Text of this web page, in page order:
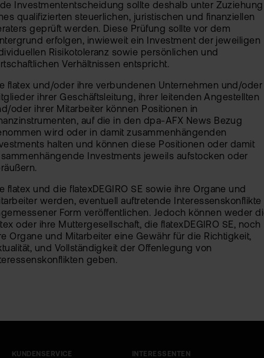
Investmententscheidung sollte deshalb unter Zuziehung
qualifizierten steuerlichen, juristischen und finanziellen
geprüft werden. Diese Prüfung sollte vor dem
erfolgen, inwieweit ein Investment der jeweiligen
Risikotoleranz sowie persönlichen und
Verhältnissen entspricht.
flatex und/oder ihre verbundenen Unternehmen und/oder
ihrer Geschäftsleitung, ihrer leitenden Angestellten
oder ihrer Mitarbeiter können Positionen in
auf die in den dpa-AFX News Bezug
wird oder in damit zusammenhängenden
halten und können diese Positionen oder damit
Investments jeweils aufstocken oder
flatex und die flatexDEGIRO SE sowie ihre Organe und
werden, eventuell auftretende Interessenskonflikte
Form veröffentlichen. Jedoch können weder
oder ihre Muttergesellschaft, die flatexDEGIRO SE, noch
Organe und Mitarbeiter eine Gewähr für die Richtigkeit,
und Vollständigkeit der Offenlegung von
geben.
KUNDENSERVICE INTERESSENTEN